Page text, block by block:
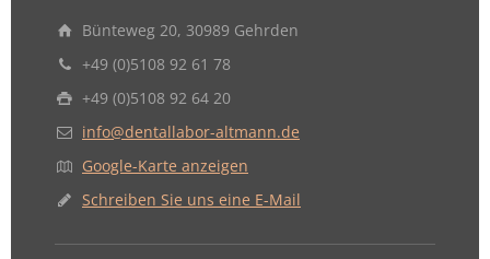
Bünteweg 20, 30989 Gehrden
+49 (0)5108 92 61 78
+49 (0)5108 92 64 20
info@dentallabor-altmann.de
Google-Karte anzeigen
Schreiben Sie uns eine E-Mail